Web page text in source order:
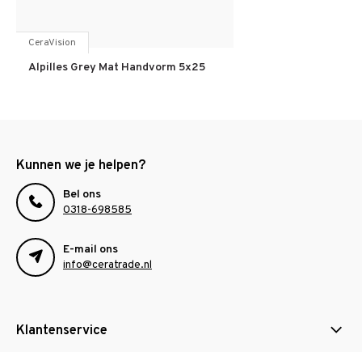
CeraVision
Alpilles Grey Mat Handvorm 5x25
Kunnen we je helpen?
Bel ons
0318-698585
E-mail ons
info@ceratrade.nl
Klantenservice